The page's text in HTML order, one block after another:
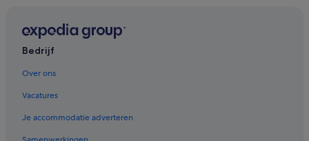
All-Inclusive in Hurghada
Hostels in 6 oktober
Bedrijf
Over ons
Vacatures
Je accommodatie adverteren